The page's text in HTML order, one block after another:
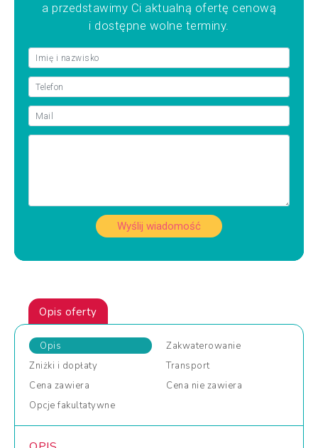
a przedstawimy Ci aktualną ofertę cenową
i dostępne wolne terminy.
Wyślij wiadomość
Opis oferty
Opis
Zakwaterowanie
Zniżki i dopłaty
Transport
Cena zawiera Cena nie zawiera
Opcje fakultatywne